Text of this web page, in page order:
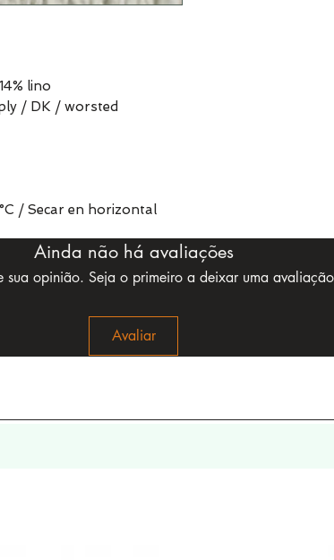
lino
/ DK / worsted
/ Secar en horizontal
Ainda não há avaliações
sua opinião. Seja o primeiro a deixar uma
Avaliar